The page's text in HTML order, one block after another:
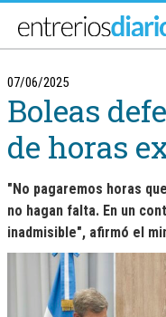
07/06/2025
Boleas
de horas
"No pagaremos horas
no hagan falta. En un
inadmisible", afirmó el